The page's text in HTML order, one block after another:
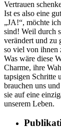
Vertrauen
Ist es also eine
„JA!“, möchte
sind! Weil durch
verändert und zu
so viel von ihnen
Was wäre diese
Charme, ihre
tapsigen Schritte
brauchen uns
sie auf eine
unserem Leben.